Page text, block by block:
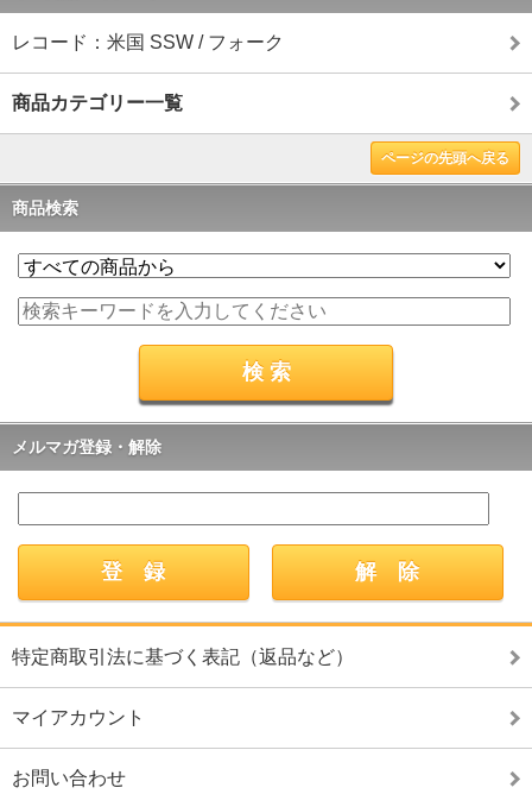
レコード：米国 SSW / フォーク
商品カテゴリー一覧
ページの先頭へ戻る
商品検索
メルマガ登録・解除
特定商取引法に基づく表記（返品など）
マイアカウント
お問い合わせ